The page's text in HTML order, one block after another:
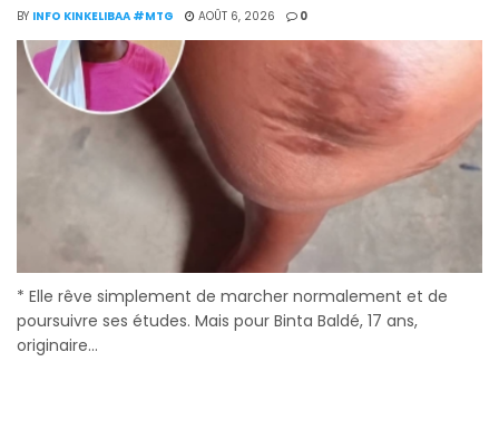
BY INFO KINKELIBAA #MTG AOÛT 6, 2026 0
* Elle rêve simplement de marcher normalement et de
poursuivre ses études. Mais pour Binta Baldé, 17 ans,
originaire...